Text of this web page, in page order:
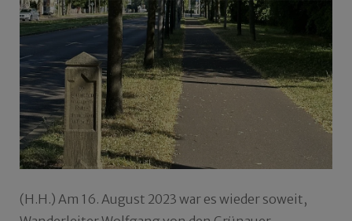
(H.H.) Am 16. August 2023 war es wieder soweit,